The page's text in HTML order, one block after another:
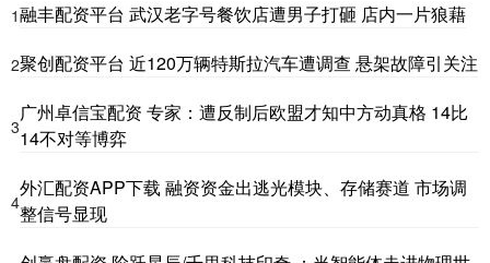
1融丰配资平台 武汉老字号餐饮店遭男子打砸 店内一片狼藉
2聚创配资平台 近120万辆特斯拉汽车遭调查 悬架故障引关注
3
广州卓信宝配资 专家：遭反制后欧盟才知中方动真格 14比
14不对等博弈
4
外汇配资APP下载 融资资金出逃光模块、存储赛道 市场调
整信号显现